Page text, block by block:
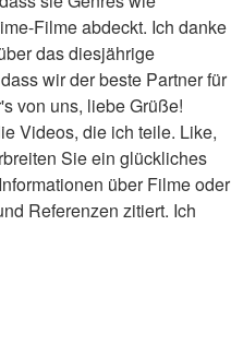
Filme abdeckt. Ich danke
das diesjährige
wir der beste Partner für
von uns, liebe Grüße!
Videos, die ich teile. Like,
Sie ein glückliches
über Filme oder
Referenzen zitiert. Ich